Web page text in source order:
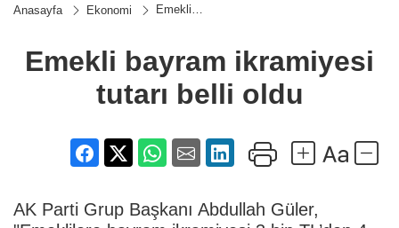
Anasayfa Ekonomi
Emekli
oldu
Emekli bayram ikramiyesi
tutarı belli oldu
AK Parti Grup Başkanı Abdullah Güler,